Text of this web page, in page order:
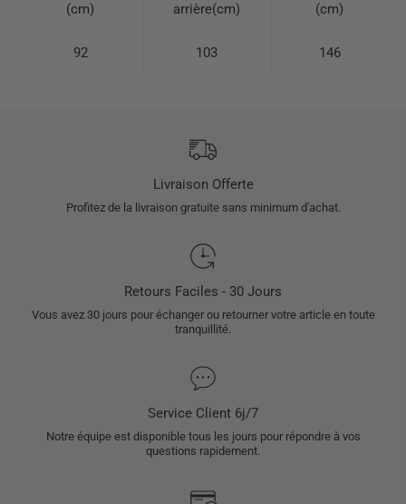
(cm)
arrière(cm)
(cm)
92 103 146
Livraison Offerte
Profitez de la livraison gratuite sans minimum d'achat.
Retours Faciles - 30 Jours
Vous avez 30 jours pour échanger ou retourner votre article en toute
tranquillité.
Service Client 6j/7
Notre équipe est disponible tous les jours pour répondre à vos
questions rapidement.